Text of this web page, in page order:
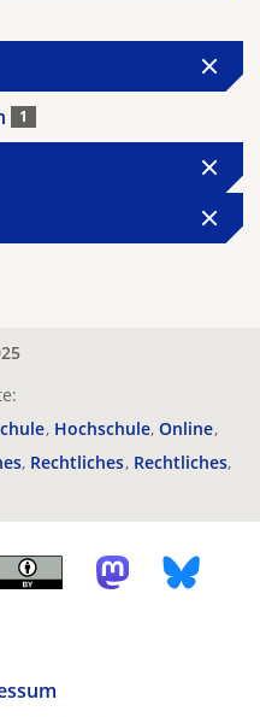
1
Hochschule Online
Rechtliches Rechtliches